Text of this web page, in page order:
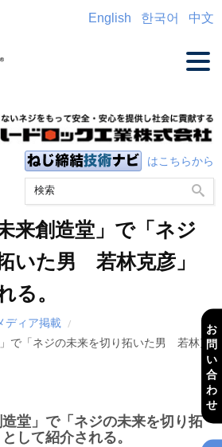
中文
한국어
English
はこちらから
お
問
い
合
わ
せ
来創造堂」で「ネジ
いた男 若林克彦」
る。
ディア掲載
で「ネジの未来を切り拓いた男 若林克
堂」で「ネジの未来を切り拓
して紹介される。